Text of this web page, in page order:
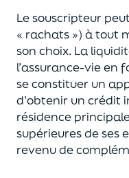
Le souscripteur
« rachats ») à tout
son choix. La
l’assurance-vie en
se constituer un
d’obtenir un crédit
résidence
supérieures de ses
revenu de